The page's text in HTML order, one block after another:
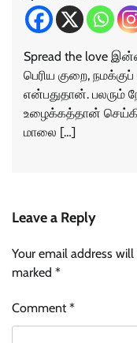
Spread the love
பெரிய குறை,
என்பதுதான். பலரும்
உழைக்கத்தான்
மாலை […]
Leave a Reply
Your email address
marked *
Comment*